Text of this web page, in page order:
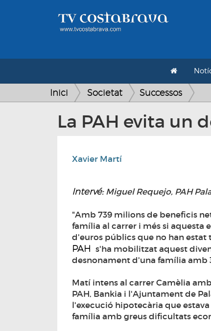
Inici Societat Successos
La PAH evita un
Xavier Martí
Intervé:Miguel Requejo, PAH
"Amb 739 milions de beneficis
família al carrer i més si aquesta
d'euros públics que no han estat
PAH s'ha mobilitzat aquest
desnonament d'una família amb
Matí intens al carrer Camèlia
PAH, Bankia i l'Ajuntament de
l'execució hipotecària que
família amb greus dificultats